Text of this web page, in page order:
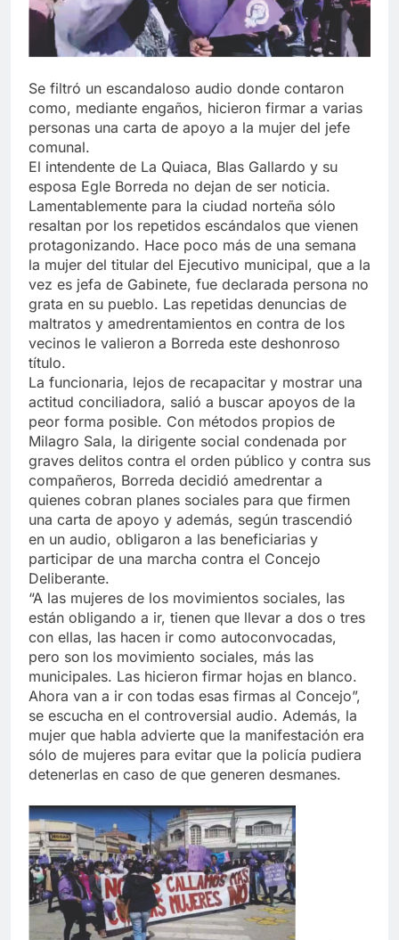
Se filtró un escandaloso audio donde contaron
como, mediante engaños, hicieron firmar a varias
personas una carta de apoyo a la mujer del jefe
comunal.
El intendente de La Quiaca, Blas Gallardo y su
esposa Egle Borreda no dejan de ser noticia.
Lamentablemente para la ciudad norteña sólo
resaltan por los repetidos escándalos que vienen
protagonizando. Hace poco más de una semana
la mujer del titular del Ejecutivo municipal, que a la
vez es jefa de Gabinete, fue declarada persona no
grata en su pueblo. Las repetidas denuncias de
maltratos y amedrentamientos en contra de los
vecinos le valieron a Borreda este deshonroso
título.
La funcionaria, lejos de recapacitar y mostrar una
actitud conciliadora, salió a buscar apoyos de la
peor forma posible. Con métodos propios de
Milagro Sala, la dirigente social condenada por
graves delitos contra el orden público y contra sus
compañeros, Borreda decidió amedrentar a
quienes cobran planes sociales para que firmen
una carta de apoyo y además, según trascendió
en un audio, obligaron a las beneficiarias y
participar de una marcha contra el Concejo
Deliberante.
“A las mujeres de los movimientos sociales, las
están obligando a ir, tienen que llevar a dos o tres
con ellas, las hacen ir como autoconvocadas,
pero son los movimiento sociales, más las
municipales. Las hicieron firmar hojas en blanco.
Ahora van a ir con todas esas firmas al Concejo”,
se escucha en el controversial audio. Además, la
mujer que habla advierte que la manifestación era
sólo de mujeres para evitar que la policía pudiera
detenerlas en caso de que generen desmanes.